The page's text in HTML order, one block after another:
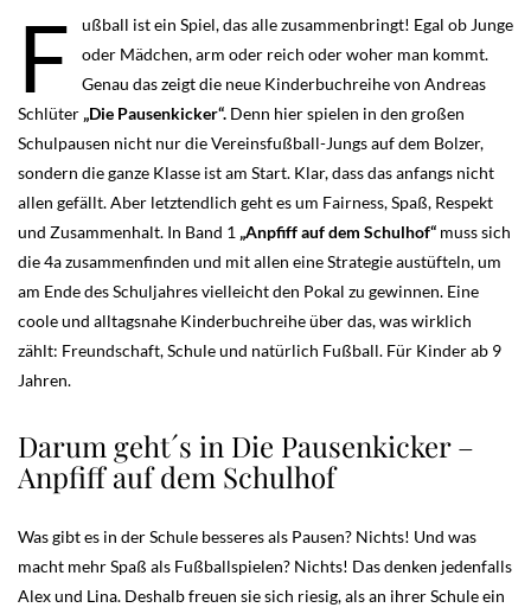
F
ußball ist ein Spiel, das alle zusammenbringt! Egal ob Junge
oder Mädchen, arm oder reich oder woher man kommt.
Genau das zeigt die neue Kinderbuchreihe von Andreas
Schlüter „Die Pausenkicker“. Denn hier spielen in den großen
Schulpausen nicht nur die Vereinsfußball-Jungs auf dem Bolzer,
sondern die ganze Klasse ist am Start. Klar, dass das anfangs nicht
allen gefällt. Aber letztendlich geht es um Fairness, Spaß, Respekt
und Zusammenhalt. In Band 1 „Anpfiff auf dem Schulhof“ muss sich
die 4a zusammenfinden und mit allen eine Strategie austüfteln, um
am Ende des Schuljahres vielleicht den Pokal zu gewinnen. Eine
coole und alltagsnahe Kinderbuchreihe über das, was wirklich
zählt: Freundschaft, Schule und natürlich Fußball. Für Kinder ab 9
Jahren.
Darum geht´s in Die Pausenkicker –
Anpfiff auf dem Schulhof
Was gibt es in der Schule besseres als Pausen? Nichts! Und was
macht mehr Spaß als Fußballspielen? Nichts! Das denken jedenfalls
Alex und Lina. Deshalb freuen sie sich riesig, als an ihrer Schule ein